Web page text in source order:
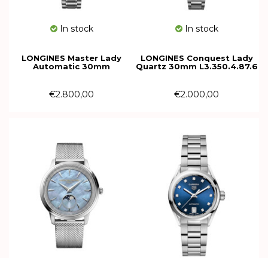
In stock
LONGINES Master Lady
Automatic 30mm
€2.800,00
In stock
LONGINES Conquest Lady
Quartz 30mm L3.350.4.87.6
€2.000,00